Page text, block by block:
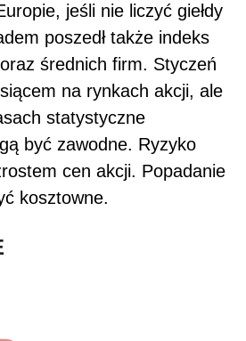
jeśli nie liczyć giełdy
poszedł także indeks
średnich firm. Styczeń
na rynkach akcji, ale
statystyczne
być zawodne. Ryzyko
cen akcji. Popadanie
kosztowne.